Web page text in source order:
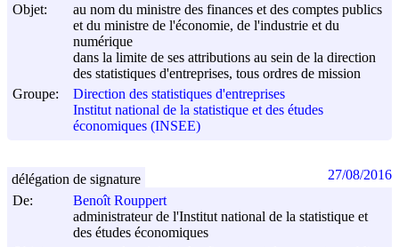
Objet:
au nom du ministre des finances et des comptes publics
et du ministre de l'économie, de l'industrie et du
numérique
dans la limite de ses attributions au sein de la direction
des statistiques d'entreprises, tous ordres de mission
Groupe:
Direction des statistiques d'entreprises
Institut national de la statistique et des études
économiques (INSEE)
De:
Benoît Rouppert
administrateur de l'Institut national de la statistique et
des études économiques
délégation de signature 27/08/2016